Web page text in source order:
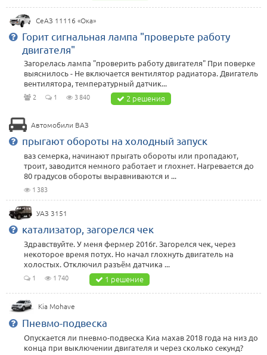
СеАЗ 11116 «Ока»
Горит сигнальная лампа "проверьте работу
двигателя"
Загорелась лампа "проверить работу двигателя" При поверке
выяснилось - Не включается вентилятор радиатора. Двигатель
вентилятора, температурный датчик...
2 1 3 840 2 решения
Автомобили ВАЗ
прыгают обороты на холодный запуск
ваз семерка, начинают прыгать обороты или пропадают,
троит, заводится немного работает и глохнет. Нагревается до
80 градусов обороты выравниваются и ...
1 383
УАЗ 3151
катализатор, загорелся чек
Здравствуйте. У меня фермер 2016г. Загорелся чек, через
некоторое время потух. Но начал глохнуть двигатель на
холостых. Отключил разъём датчика ...
1 1 740 1 решение
Kia Mohave
Пневмо-подвеска
Опускается ли пневмо-подвеска Киа махав 2018 года на низ до
конца при выключении двигателя и через сколько секунд?